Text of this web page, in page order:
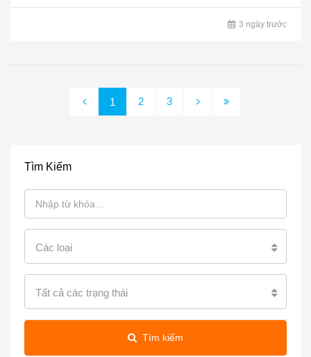
3 ngày trước
1 2 3
Tìm Kiếm
Các loại
Tất cả các trạng thái
Tìm kiếm